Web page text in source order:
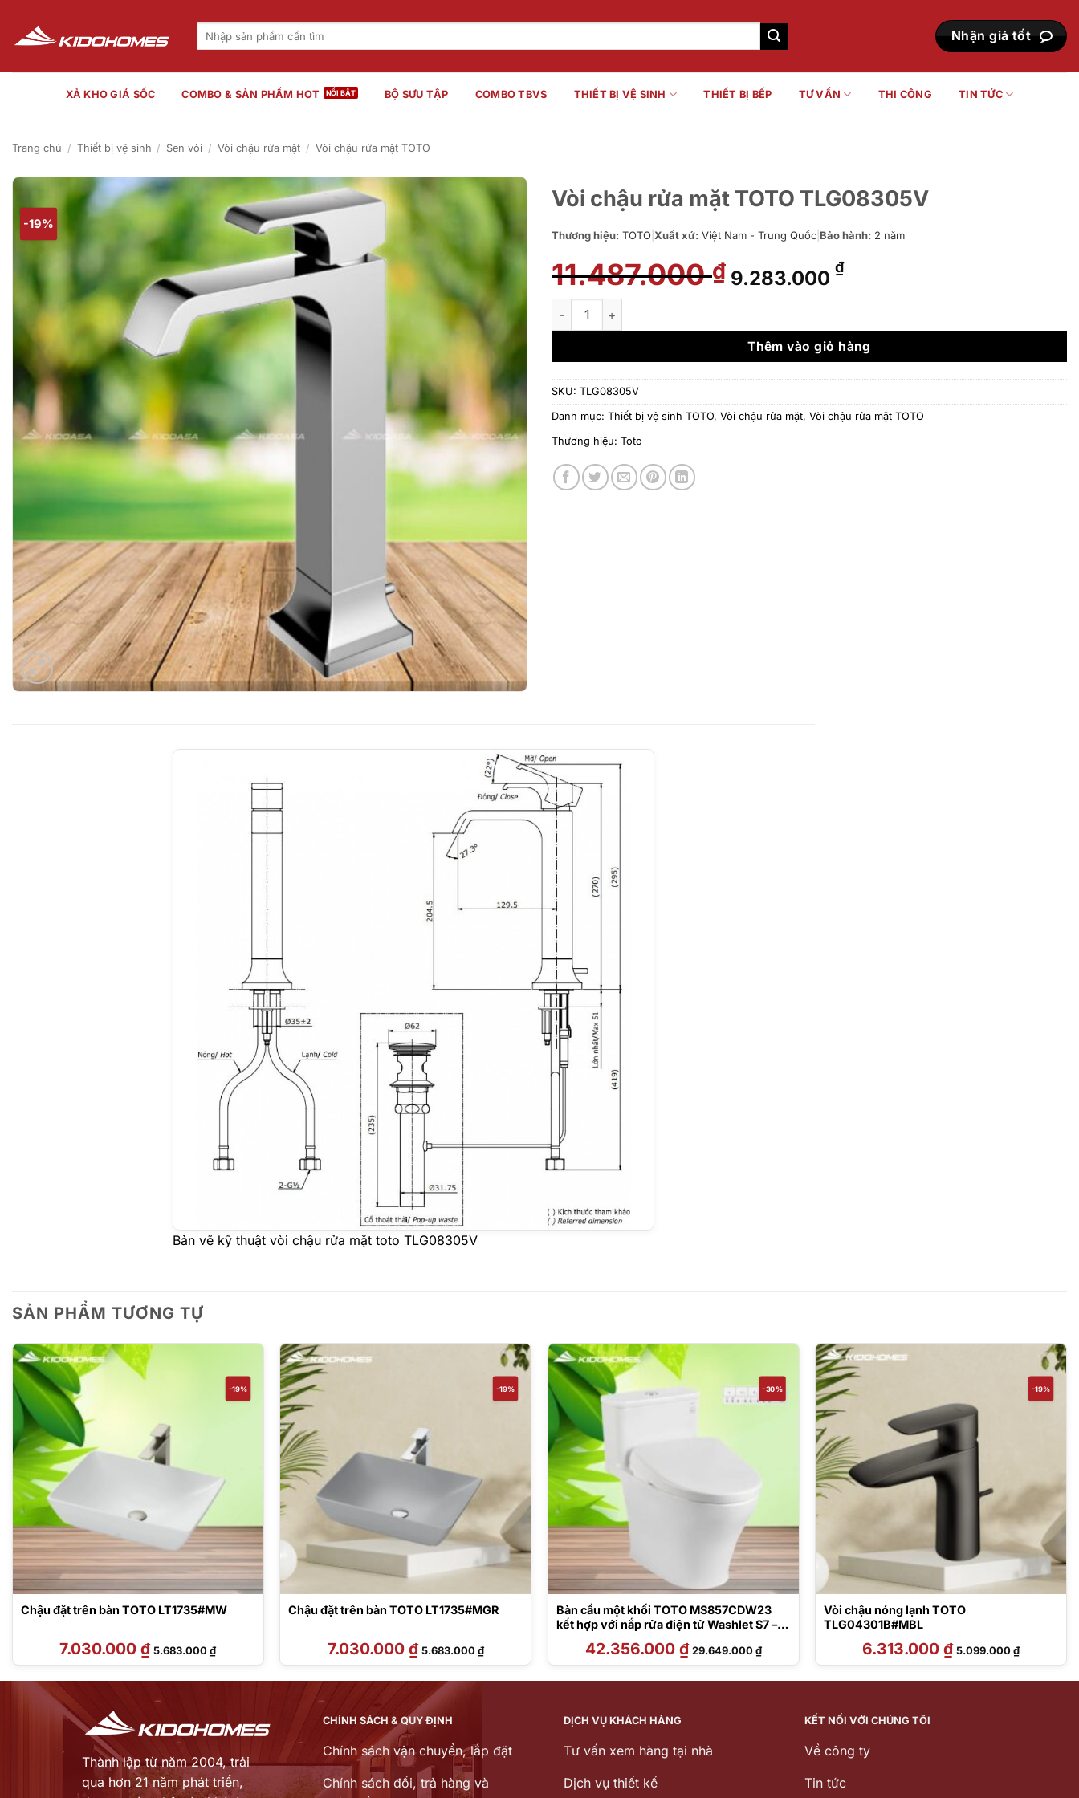
nội
dung
Tìm
Nhận giá tốt
XẢ KHO GIÁ SỐC COMBO & SẢN PHẨM HOT BỘ SƯU TẬP COMBO TBVS THIẾT BỊ VỆ SINH THIẾT BỊ BẾP TƯ VẤN THI CÔNG TIN TỨC
Trang chủ / Thiết bị vệ sinh / Sen vòi / Vòi chậu rửa mặt / Vòi chậu rửa mặt TOTO
-19%
Vòi chậu rửa mặt TOTO TLG08305V
Thương hiệu: TOTO Xuất xứ: Việt Nam - Trung Quốc Bảo hành: 2 năm
11.487.000₫ Giá
gốc
11.487.000 ₫.
9.283.000 ₫Giá
là:
9.283.000 ₫.
Vòi chậu rửa mặt TOTO TLG08305V số lượng
Thêm vào giỏ hàng
SKU: TLG08305V
Danh mục: Thiết bị vệ sinh TOTO, Vòi chậu rửa mặt, Vòi chậu rửa mặt TOTO
Thương hiệu: Toto
Bản vẽ kỹ thuật vòi chậu rửa mặt toto TLG08305V
SẢN PHẨM TƯƠNG TỰ
-19%
Chậu đặt trên bàn TOTO LT1735#MW
7.030.000₫ Giá
gốc
là:
5.683.000₫Giá
hiện
tại
5.683.000 ₫.
-19%
Chậu đặt trên bàn TOTO LT1735#MGR
7.030.000₫ Giá
gốc
là:
5.683.000₫Giá
hiện
tại
5.683.000 ₫.
-30%
Bàn cầu một khối TOTO MS857CDW23
kết hợp với nắp rửa điện tử Washlet S7 –
42.356.000₫ Giá
gốc
là:
29.649.000₫Giá
hiện
tại
29.649.000 ₫.
-19%
Vòi chậu nóng lạnh TOTO
TLG04301B#MBL
6.313.000₫ Giá
gốc
là:
5.099.000₫Giá
hiện
tại
5.099.000
₫.
Thành lập từ năm 2004, trải
qua hơn 21 năm phát triển,
CHÍNH SÁCH & QUY ĐỊNH
Chính sách vận chuyển, lắp đặt
Chính sách đổi, trả hàng và
DỊCH VỤ KHÁCH HÀNG
Tư vấn xem hàng tại nhà
Dịch vụ thiết kế
KẾT NỐI VỚI CHÚNG TÔI
Về công ty
Tin tức